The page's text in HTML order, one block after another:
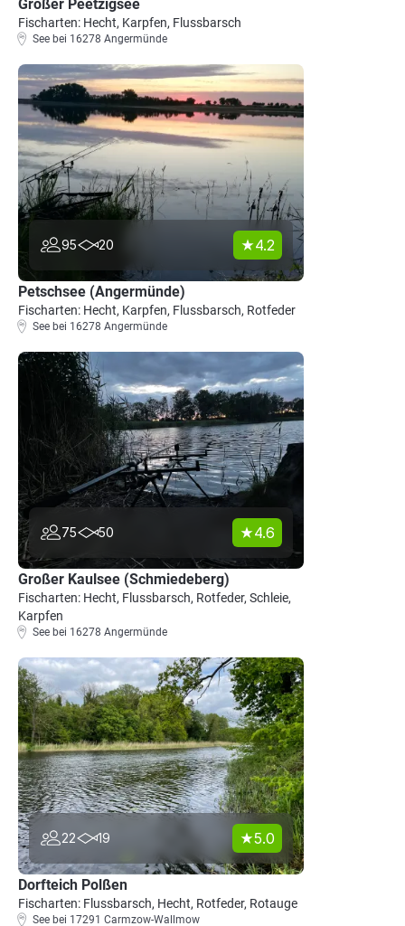
Großer Peetzigsee
Fischarten: Hecht, Karpfen, Flussbarsch
See bei 16278 Angermünde
95 20 4.2
Petschsee (Angermünde)
Fischarten: Hecht, Karpfen, Flussbarsch, Rotfeder
See bei 16278 Angermünde
75 50 4.6
Großer Kaulsee (Schmiedeberg)
Fischarten: Hecht, Flussbarsch, Rotfeder, Schleie,
Karpfen
See bei 16278 Angermünde
22 19 5.0
Dorfteich Polßen
Fischarten: Flussbarsch, Hecht, Rotfeder, Rotauge
See bei 17291 Carmzow-Wallmow